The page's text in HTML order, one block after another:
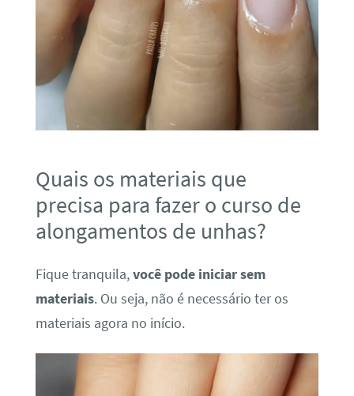
Quais os materiais que
precisa para fazer o curso de
alongamentos de unhas?
Fique tranquila,você pode iniciar sem
materiais. Ou seja, não é necessário ter os
materiais agora no início.